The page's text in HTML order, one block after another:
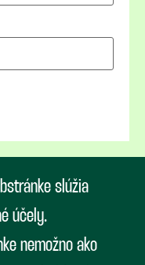
slúžia
účely.
nemožno ako